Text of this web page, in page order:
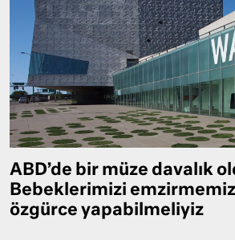
ABD’de bir müze davalık
Bebeklerimizi
özgürce yapabilmeliyiz